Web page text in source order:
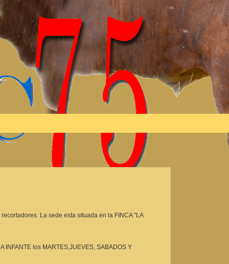
La sede esta situada en la FINCA "LA
los MARTES,JUEVES, SABADOS Y